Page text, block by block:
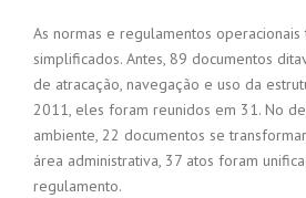
As normas e regulamentos
simplificados. Antes, 89 documentos
de atracação, navegação e uso da
2011, eles foram reunidos em 31. No
ambiente, 22 documentos se
área administrativa, 37 atos foram
regulamento.